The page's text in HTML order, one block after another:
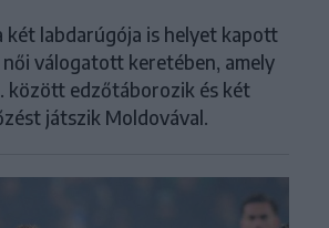
két labdarúgója is helyet kapott
női válogatott keretében, amely
között edzőtáborozik és két
játszik Moldovával.